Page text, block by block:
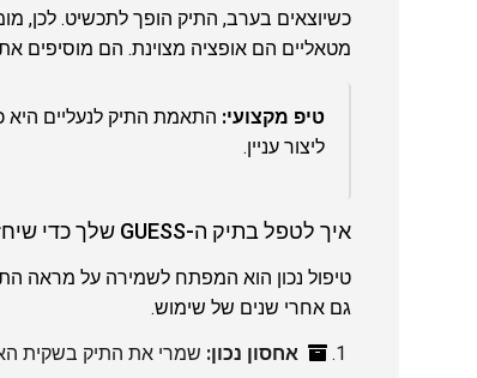
כשיוצאים בערב, התיק הופך לתכשיט. לכן,
מטאליים הם אופציה מצוינת. הם מוסיפים
טיפ מקצועי: התאמת התיק לנעליים היא
ליצור עניין.
איך לטפל בתיק ה-GUESS שלך כדי שיחזיק מעמד לאורך שנים?
טיפול נכון הוא המפתח לשמירה על מראה
גם אחרי שנים של שימוש.
אחסון נכון: שמרי את התיק בשקית